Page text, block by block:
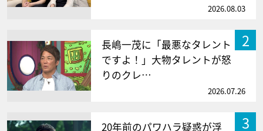
2026.08.03
2
長嶋一茂に「最悪なタレント
ですよ！」大物タレントが怒
りのクレ…
2026.07.26
3
20年前のパワハラ疑惑が浮